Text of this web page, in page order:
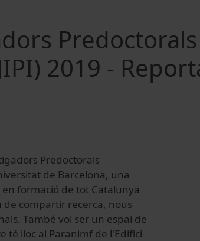
Predoctorals
2019 -
Predoctorals
de Barcelona, una
formació de tot Catalunya
compartir recerca, nous
També vol ser un espai de
té lloc al Paranimf de l'Edifici